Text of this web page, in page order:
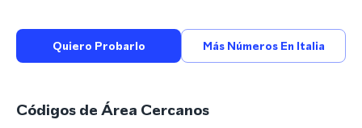
Quiero Probarlo Más Números En Italia
Códigos de Área Cercanos